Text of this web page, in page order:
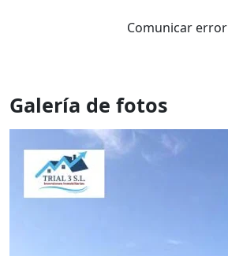
Comunicar error
Galería de fotos